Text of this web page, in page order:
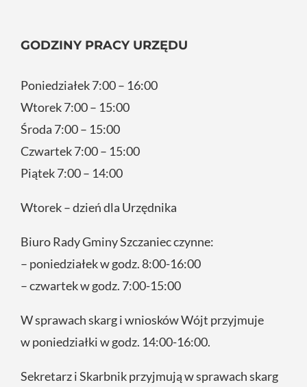
GODZINY PRACY URZĘDU
Poniedziałek 7:00 – 16:00
Wtorek 7:00 – 15:00
Środa 7:00 – 15:00
Czwartek 7:00 – 15:00
Piątek 7:00 – 14:00
Wtorek – dzień dla Urzędnika
Biuro Rady Gminy Szczaniec czynne:
– poniedziałek w godz. 8:00-16:00
– czwartek w godz. 7:00-15:00
W sprawach skarg i wniosków Wójt przyjmuje
w poniedziałki w godz. 14:00-16:00.
Sekretarz i Skarbnik przyjmują w sprawach skarg